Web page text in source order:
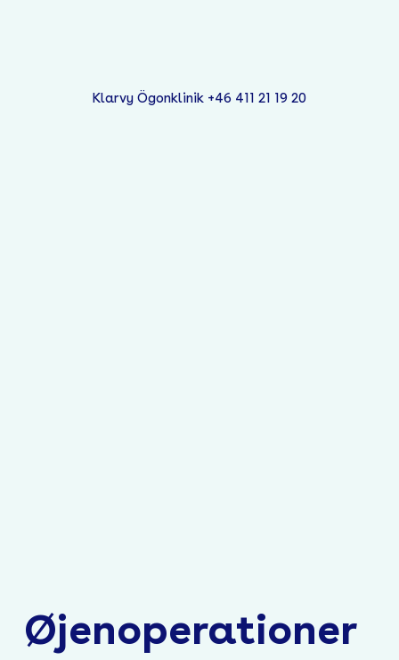
Klarvy Ögonklinik +46 411 21 19 20
Øjenoperationer